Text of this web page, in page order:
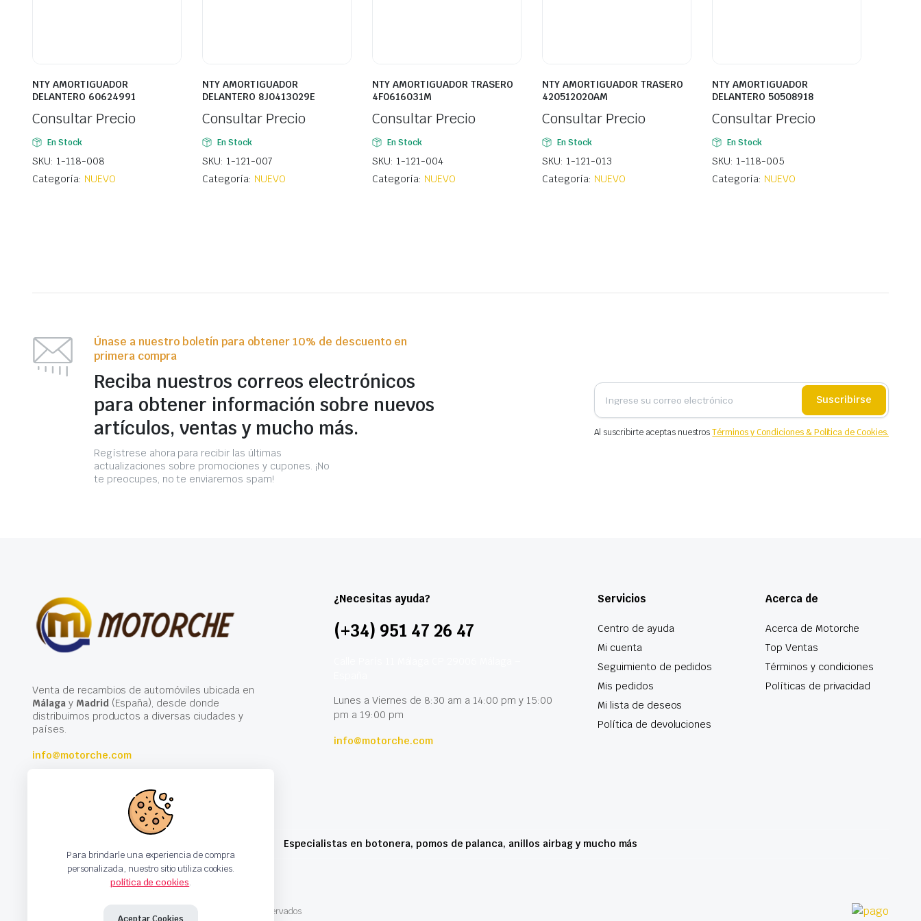
NTY AMORTIGUADOR
DELANTERO 60624991
Consultar Precio
En Stock
SKU: 1-118-008
Categoría: NUEVO
NTY AMORTIGUADOR
DELANTERO 8J0413029E
Consultar Precio
En Stock
SKU: 1-121-007
Categoría: NUEVO
NTY AMORTIGUADOR TRASERO
4F0616031M
Consultar Precio
En Stock
SKU: 1-121-004
Categoría: NUEVO
NTY AMORTIGUADOR TRASERO
420512020AM
Consultar Precio
En Stock
SKU: 1-121-013
Categoría: NUEVO
NTY AMORTIGUADOR
DELANTERO 50508918
Consultar Precio
En Stock
SKU: 1-118-005
Categoría: NUEVO
Únase a nuestro boletín para obtener 10% de descuento en
primera compra
Reciba nuestros correos electrónicos
para obtener información sobre nuevos
artículos, ventas y mucho más.
Regístrese ahora para recibir las últimas
actualizaciones sobre promociones y cupones. ¡No
te preocupes, no te enviaremos spam!
Suscribirse
Al suscribirte aceptas nuestrosTérminos y Condiciones & Política de Cookies.
Venta de recambios de automóviles ubicada en
Málagay Madrid(España), desde donde
distribuimos productos a diversas ciudades y
países.
info@motorche.com
¿Necesitas ayuda?
(+34) 951 47 26 47
Lunes a Viernes de 8:30 am a 14:00 pm y 15:00
pm a 19:00 pm
info@motorche.com
Servicios
Centro de ayuda
Mi cuenta
Seguimiento de pedidos
Mis pedidos
Mi lista de deseos
Política de devoluciones
Acerca de
Acerca de Motorche
Top Ventas
Términos y condiciones
Políticas de privacidad
Especialistas en botonera, pomos de palanca, anillos airbag y mucho más
Copyright 2024 © Motorche Autoparts. Todos los derechos reservados
Para brindarle una experiencia de compra
personalizada, nuestro sitio utiliza cookies.
política de cookies.